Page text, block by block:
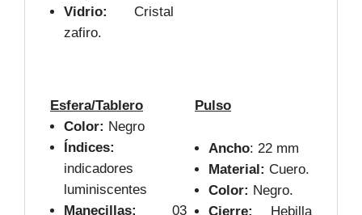
Vidrio:
Cristal
zafiro.
Esfera/Tablero
Pulso
Color: Negro
Índices:
indicadores
luminiscentes
Manecillas:
03
Ancho: 22 mm
Material: Cuero.
Color: Negro.
Cierre:
Hebilla